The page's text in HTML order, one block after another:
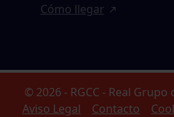
Cómo llegar
© 2026 - RGCC - Real
Aviso Legal
Contacto